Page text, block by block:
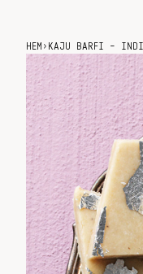
HEM › KAJU BARFI –